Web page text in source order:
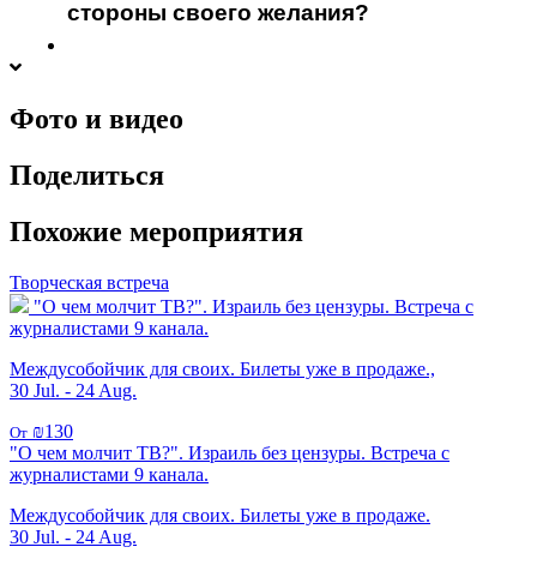
стороны своего желания?
Фото и видео
Поделиться
Похожие мероприятия
Творческая встреча
"О чем молчит ТВ?". Израиль без цензуры. Встреча с
журналистами 9 канала.
Междусобойчик для своих. Билеты уже в продаже.,
30 Jul. - 24 Aug.
От ₪130
"О чем молчит ТВ?". Израиль без цензуры. Встреча с
журналистами 9 канала.
Междусобойчик для своих. Билеты уже в продаже.
30 Jul. - 24 Aug.